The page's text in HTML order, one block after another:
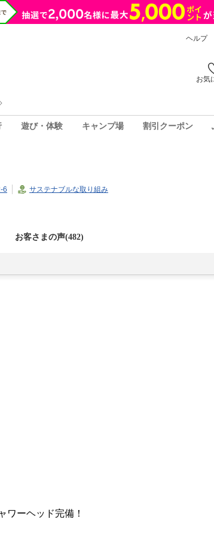
ヘルプ
お気
遊び・体験 キャンプ場 割引クーポン
6 サステナブルな取り組み
お客さまの声(482)